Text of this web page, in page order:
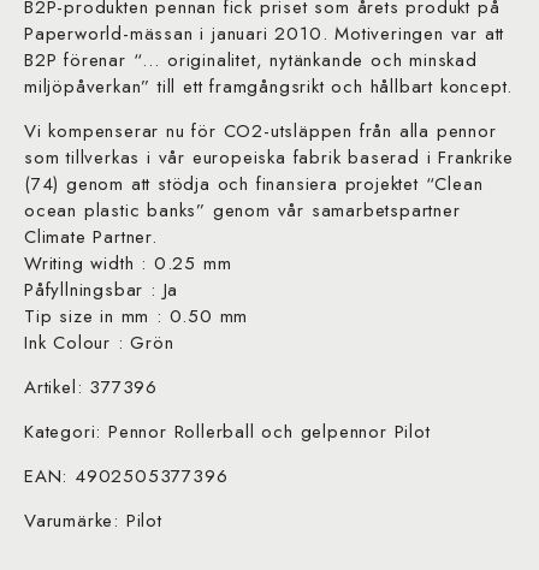
B2P-produkten pennan fick priset som årets produkt på
Paperworld-mässan i januari 2010. Motiveringen var att
B2P förenar “… originalitet, nytänkande och minskad
miljöpåverkan” till ett framgångsrikt och hållbart koncept.
Vi kompenserar nu för CO2-utsläppen från alla pennor
som tillverkas i vår europeiska fabrik baserad i Frankrike
(74) genom att stödja och finansiera projektet “Clean
ocean plastic banks” genom vår samarbetspartner
Climate Partner.
Writing width : 0.25 mm
Påfyllningsbar : Ja
Tip size in mm : 0.50 mm
Ink Colour : Grön
Artikel: 377396
Kategori: Pennor Rollerball och gelpennor Pilot
EAN: 4902505377396
Varumärke: Pilot